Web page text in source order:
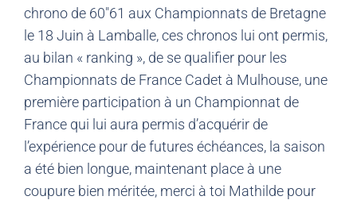
chrono de 60″61 aux Championnats de Bretagne
le 18 Juin à Lamballe, ces chronos lui ont permis,
au bilan « ranking », de se qualifier pour les
Championnats de France Cadet à Mulhouse, une
première participation à un Championnat de
France qui lui aura permis d’acquérir de
l’expérience pour de futures échéances, la saison
a été bien longue, maintenant place à une
coupure bien méritée, merci à toi Mathilde pour